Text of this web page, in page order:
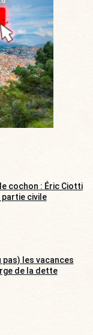
cochon : Éric Ciotti
civile
pas) les vacances
de la dette